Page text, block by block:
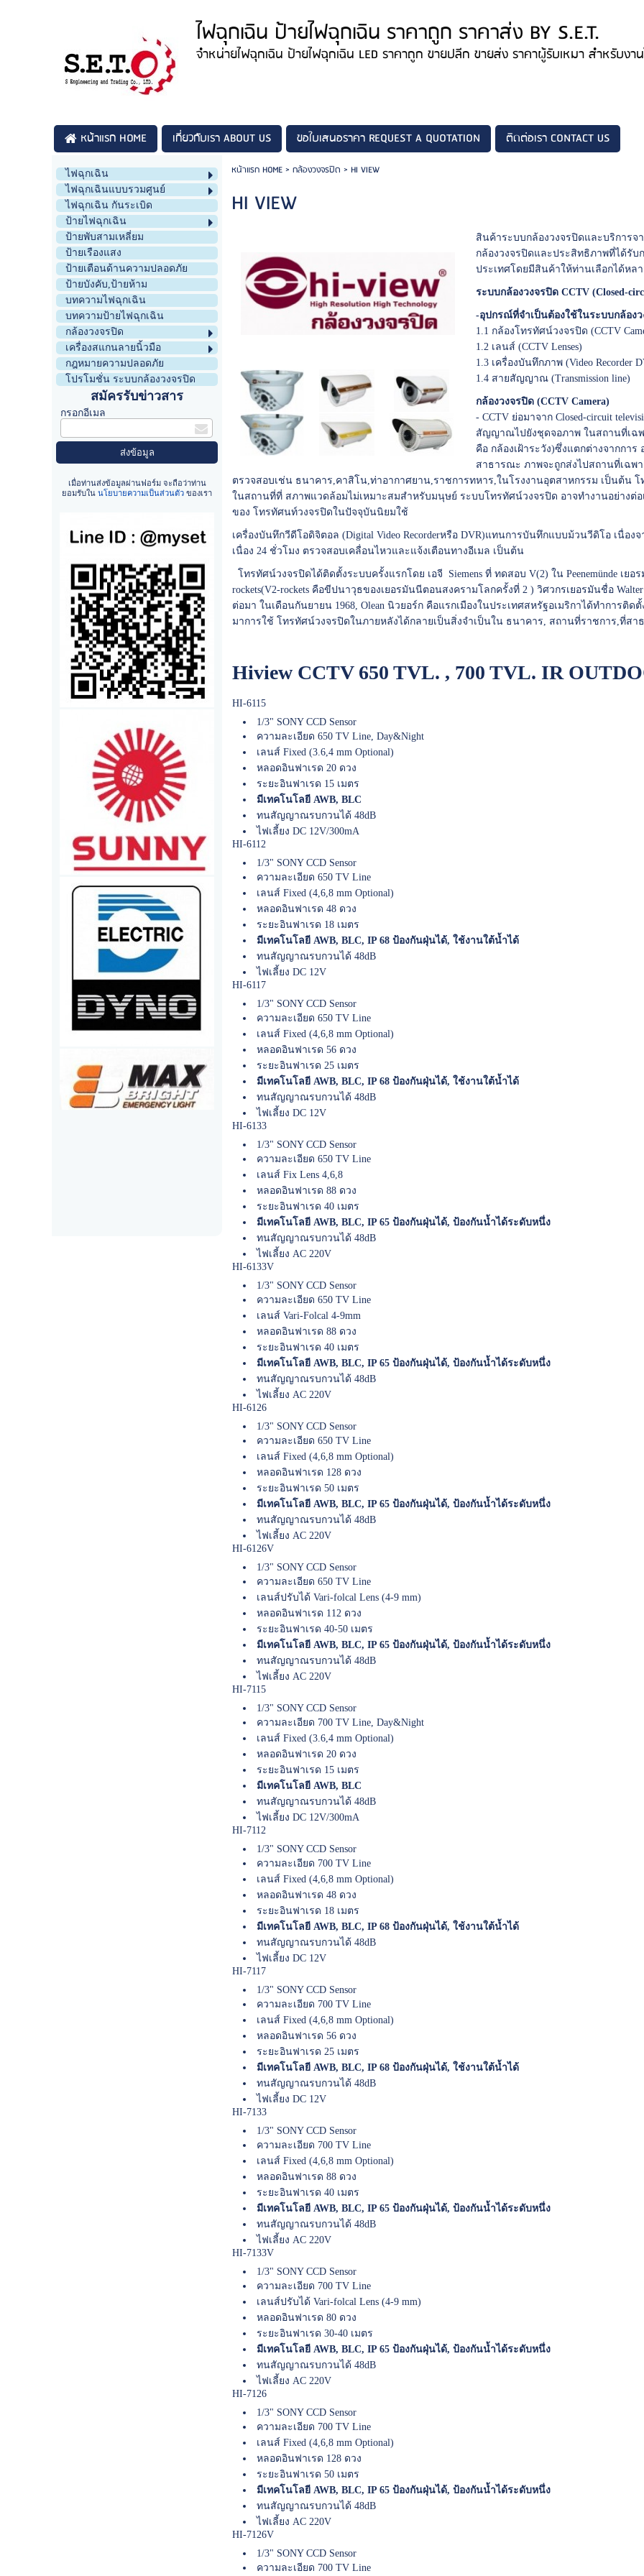
ไฟฉุกเฉิน ป้ายไฟฉุกเฉิน ราคาถูก ราคาส่ง BY S.E.T.
จำหน่ายไฟฉุกเฉิน ป้ายไฟฉุกเฉิน LED ราคาถูก ขายปลีก ขายส่ง ราคาผู้รับเหมา สำหรับงา
หน้าแรก HOME เกี่ยวกับเรา ABOUT US ขอใบเสนอราคา REQUEST A QUOTATION ติดต่อเรา CONTACT US
ไฟฉุกเฉิน
ไฟฉุกเฉินแบบรวมศูนย์
ไฟฉุกเฉิน กันระเบิด
ป้ายไฟฉุกเฉิน
ป้ายพับสามเหลี่ยม
ป้ายเรืองแสง
ป้ายเตือนด้านความปลอดภัย
ป้ายบังคับ,ป้ายห้าม
บทความไฟฉุกเฉิน
บทความป้ายไฟฉุกเฉิน
กล้องวงจรปิด
เครื่องสแกนลายนิ้วมือ
กฎหมายความปลอดภัย
โปรโมชั่น ระบบกล้องวงจรปิด
สมัครรับข่าวสาร
กรอกอีเมล
เมื่อท่านส่งข้อมูลผ่านฟอร์ม จะถือว่าท่าน
ยอมรับใน นโยบายความเป็นส่วนตัวของเรา
หน้าแรก HOME> กล้องวงจรปิด > HI VIEW
HI VIEW
สินค้าระบบกล้องวงจรปิดและบริการ
กล้องวงจรปิดและประสิทธิภาพที่ได้รับ
ประเทศโดยมีสินค้าให้ท่านเลือกได้หล
ระบบกล้องวงจรปิด CCTV (Closed-
-อุปกรณ์ที่จำเป็นต้องใช้ในระบบกล้องว
1.1 กล้องโทรทัศน์วงจรปิด (CCTV
1.2 เลนส์ (CCTV Lenses)
1.3 เครื่องบันทึกภาพ (Video Recorder
1.4 สายสัญญาณ (Transmission line)
กล้องวงจรปิด (CCTV Camera)
- CCTV ย่อมาจาก Closed-circuit
สัญญาณไปยังชุดจอภาพ ในสถานที่เฉพ
คือ กล้องเฝ้าระวัง)ซึ่งแตกต่างจากก
สาธารณะ ภาพจะถูกส่งไปสถานที่เฉพ
ตรวจสอบเช่น ธนาคาร,คาสิโน,ท่าอากาศยาน,ราชการทหาร,ในโรงงานอุตสาหกรรม เป็นต้น โ
ในสถานที่ที่ สภาพแวดล้อมไม่เหมาะสมสำหรับมนุษย์ ระบบโทรทัศน์วงจรปิด อาจทำงานอย่างต่
ของ โทรทัศนท์วงจรปิดในปัจจุบันนิยมใช้
เครื่องบันทึกวีดีโอดิจิตอล (Digital Video Recorderหรือ DVR)แทนการบันทึกแบบม้วนวีดิโอ เนื่
เนื่อง 24 ชั่วโมง ตรวจสอบเคลื่อนไหวและแจ้งเตือนทางอีเมล เป็นต้น
โทรทัศน์วงจรปิดได้ติดตั้งระบบครั้งแรกโดย เอจี Siemens ที่ ทดสอบ V(2) ใน Peenemünde เย
rockets(V2-rockets คือขีปนาวุธของเยอรมันนีตอนสงครามโลกครั้งที่ 2 ) วิศวกรเยอรมันชื่อ
ต่อมา ในเดือนกันยายน 1968, Olean นิวยอร์ก คือแรกเมืองในประเทศสหรัฐอเมริกาได้ทำการติ
มาการใช้ โทรทัศน์วงจรปิดในภายหลังได้กลายเป็นสิ่งจำเป็นใน ธนาคาร, สถานที่ราชการ,ที่ส
Hiview CCTV 650 TVL. , 700 TVL. IR
HI-6115
1/3" SONY CCD Sensor
ความละเอียด 650 TV Line, Day&Night
เลนส์ Fixed (3.6,4 mm Optional)
หลอดอินฟาเรด 20 ดวง
ระยะอินฟาเรด 15 เมตร
มีเทคโนโลยี AWB, BLC
ทนสัญญาณรบกวนได้ 48dB
ไฟเลี้ยง DC 12V/300mA
HI-6112
1/3" SONY CCD Sensor
ความละเอียด 650 TV Line
เลนส์ Fixed (4,6,8 mm Optional)
หลอดอินฟาเรด 48 ดวง
ระยะอินฟาเรด 18 เมตร
มีเทคโนโลยี AWB, BLC, IP 68 ป้องกันฝุ่นได้, ใช้งานใต้น้ำได้
ทนสัญญาณรบกวนได้ 48dB
ไฟเลี้ยง DC 12V
HI-6117
1/3" SONY CCD Sensor
ความละเอียด 650 TV Line
เลนส์ Fixed (4,6,8 mm Optional)
หลอดอินฟาเรด 56 ดวง
ระยะอินฟาเรด 25 เมตร
มีเทคโนโลยี AWB, BLC, IP 68 ป้องกันฝุ่นได้, ใช้งานใต้น้ำได้
ทนสัญญาณรบกวนได้ 48dB
ไฟเลี้ยง DC 12V
HI-6133
1/3" SONY CCD Sensor
ความละเอียด 650 TV Line
เลนส์ Fix Lens 4,6,8
หลอดอินฟาเรด 88 ดวง
ระยะอินฟาเรด 40 เมตร
มีเทคโนโลยี AWB, BLC, IP 65 ป้องกันฝุ่นได้, ป้องกันน้ำได้ระดับหนึ่ง
ทนสัญญาณรบกวนได้ 48dB
ไฟเลี้ยง AC 220V
HI-6133V
1/3" SONY CCD Sensor
ความละเอียด 650 TV Line
เลนส์ Vari-Folcal 4-9mm
หลอดอินฟาเรด 88 ดวง
ระยะอินฟาเรด 40 เมตร
มีเทคโนโลยี AWB, BLC, IP 65 ป้องกันฝุ่นได้, ป้องกันน้ำได้ระดับหนึ่ง
ทนสัญญาณรบกวนได้ 48dB
ไฟเลี้ยง AC 220V
HI-6126
1/3" SONY CCD Sensor
ความละเอียด 650 TV Line
เลนส์ Fixed (4,6,8 mm Optional)
หลอดอินฟาเรด 128 ดวง
ระยะอินฟาเรด 50 เมตร
มีเทคโนโลยี AWB, BLC, IP 65 ป้องกันฝุ่นได้, ป้องกันน้ำได้ระดับหนึ่ง
ทนสัญญาณรบกวนได้ 48dB
ไฟเลี้ยง AC 220V
HI-6126V
1/3" SONY CCD Sensor
ความละเอียด 650 TV Line
เลนส์ปรับได้ Vari-folcal Lens (4-9 mm)
หลอดอินฟาเรด 112 ดวง
ระยะอินฟาเรด 40-50 เมตร
มีเทคโนโลยี AWB, BLC, IP 65 ป้องกันฝุ่นได้, ป้องกันน้ำได้ระดับหนึ่ง
ทนสัญญาณรบกวนได้ 48dB
ไฟเลี้ยง AC 220V
HI-7115
1/3" SONY CCD Sensor
ความละเอียด 700 TV Line, Day&Night
เลนส์ Fixed (3.6,4 mm Optional)
หลอดอินฟาเรด 20 ดวง
ระยะอินฟาเรด 15 เมตร
มีเทคโนโลยี AWB, BLC
ทนสัญญาณรบกวนได้ 48dB
ไฟเลี้ยง DC 12V/300mA
HI-7112
1/3" SONY CCD Sensor
ความละเอียด 700 TV Line
เลนส์ Fixed (4,6,8 mm Optional)
หลอดอินฟาเรด 48 ดวง
ระยะอินฟาเรด 18 เมตร
มีเทคโนโลยี AWB, BLC, IP 68 ป้องกันฝุ่นได้, ใช้งานใต้น้ำได้
ทนสัญญาณรบกวนได้ 48dB
ไฟเลี้ยง DC 12V
HI-7117
1/3" SONY CCD Sensor
ความละเอียด 700 TV Line
เลนส์ Fixed (4,6,8 mm Optional)
หลอดอินฟาเรด 56 ดวง
ระยะอินฟาเรด 25 เมตร
มีเทคโนโลยี AWB, BLC, IP 68 ป้องกันฝุ่นได้, ใช้งานใต้น้ำได้
ทนสัญญาณรบกวนได้ 48dB
ไฟเลี้ยง DC 12V
HI-7133
1/3" SONY CCD Sensor
ความละเอียด 700 TV Line
เลนส์ Fixed (4,6,8 mm Optional)
หลอดอินฟาเรด 88 ดวง
ระยะอินฟาเรด 40 เมตร
มีเทคโนโลยี AWB, BLC, IP 65 ป้องกันฝุ่นได้, ป้องกันน้ำได้ระดับหนึ่ง
ทนสัญญาณรบกวนได้ 48dB
ไฟเลี้ยง AC 220V
HI-7133V
1/3" SONY CCD Sensor
ความละเอียด 700 TV Line
เลนส์ปรับได้ Vari-folcal Lens (4-9 mm)
หลอดอินฟาเรด 80 ดวง
ระยะอินฟาเรด 30-40 เมตร
มีเทคโนโลยี AWB, BLC, IP 65 ป้องกันฝุ่นได้, ป้องกันน้ำได้ระดับหนึ่ง
ทนสัญญาณรบกวนได้ 48dB
ไฟเลี้ยง AC 220V
HI-7126
1/3" SONY CCD Sensor
ความละเอียด 700 TV Line
เลนส์ Fixed (4,6,8 mm Optional)
หลอดอินฟาเรด 128 ดวง
ระยะอินฟาเรด 50 เมตร
มีเทคโนโลยี AWB, BLC, IP 65 ป้องกันฝุ่นได้, ป้องกันน้ำได้ระดับหนึ่ง
ทนสัญญาณรบกวนได้ 48dB
ไฟเลี้ยง AC 220V
HI-7126V
1/3" SONY CCD Sensor
ความละเอียด 700 TV Line